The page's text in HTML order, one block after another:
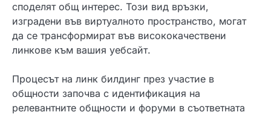
споделят общ интерес. Този вид връзки,
изградени във виртуалното пространство, могат
да се трансформират във висококачествени
линкове към вашия уебсайт.
Процесът на линк билдинг през участие в
общности започва с идентификация на
релевантните общности и форуми в съответната